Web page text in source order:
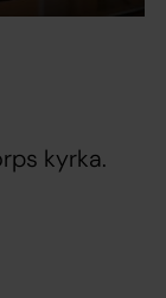
kyrka.